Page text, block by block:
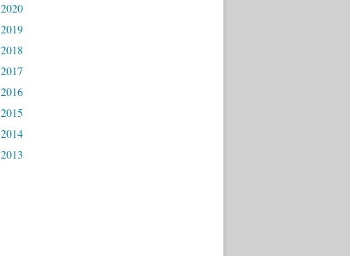
2020
2019
2018
2017
2016
2015
2014
2013